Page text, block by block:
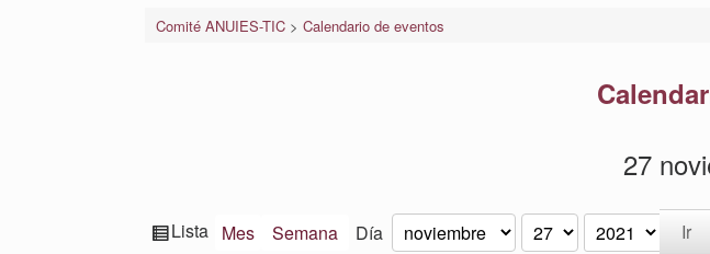
Comité ANUIES-TIC> Calendario de eventos
27
Ver
Lista Mes Semana Día Mes
Día
Año